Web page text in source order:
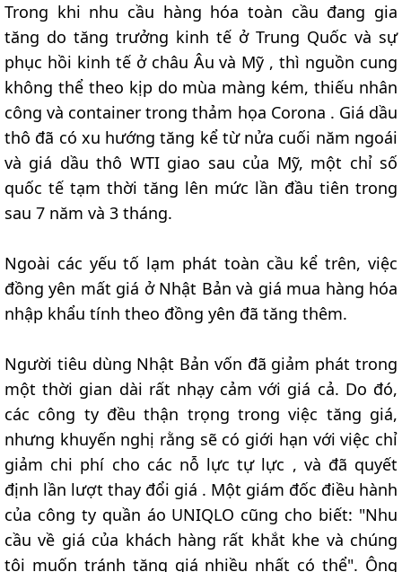
Trong khi nhu cầu hàng hóa toàn cầu đang gia
tăng do tăng trưởng kinh tế ở Trung Quốc và sự
phục hồi kinh tế ở châu Âu và Mỹ , thì nguồn cung
không thể theo kịp do mùa màng kém, thiếu nhân
công và container trong thảm họa Corona . Giá dầu
thô đã có xu hướng tăng kể từ nửa cuối năm ngoái
và giá dầu thô WTI giao sau của Mỹ, một chỉ số
quốc tế tạm thời tăng lên mức lần đầu tiên trong
sau 7 năm và 3 tháng.
Ngoài các yếu tố lạm phát toàn cầu kể trên, việc
đồng yên mất giá ở Nhật Bản và giá mua hàng hóa
nhập khẩu tính theo đồng yên đã tăng thêm.
Người tiêu dùng Nhật Bản vốn đã giảm phát trong
một thời gian dài rất nhạy cảm với giá cả. Do đó,
các công ty đều thận trọng trong việc tăng giá,
nhưng khuyến nghị rằng sẽ có giới hạn với việc chỉ
giảm chi phí cho các nỗ lực tự lực , và đã quyết
định lần lượt thay đổi giá . Một giám đốc điều hành
của công ty quần áo UNIQLO cũng cho biết: "Nhu
cầu về giá của khách hàng rất khắt khe và chúng
tôi muốn tránh tăng giá nhiều nhất có thể". Ông